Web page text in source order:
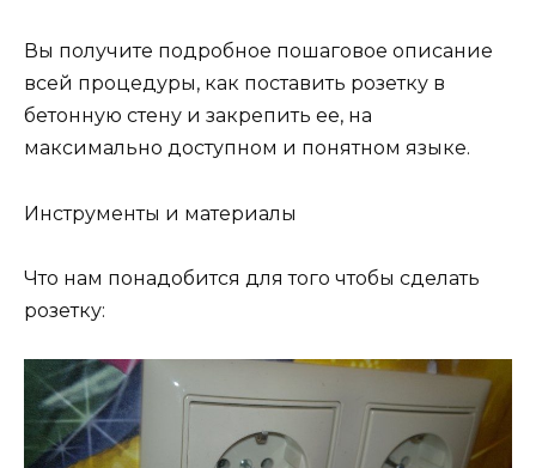
Вы получите подробное пошаговое описание
всей процедуры, как поставить розетку в
бетонную стену и закрепить ее, на
максимально доступном и понятном языке.
Инструменты и материалы
Что нам понадобится для того чтобы сделать
розетку: